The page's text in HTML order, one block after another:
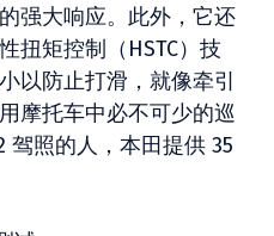
强大响应。此外，它还
扭矩控制（HSTC）技
以防止打滑，就像牵引
摩托车中必不可少的巡
驾照的人，本田提供 35